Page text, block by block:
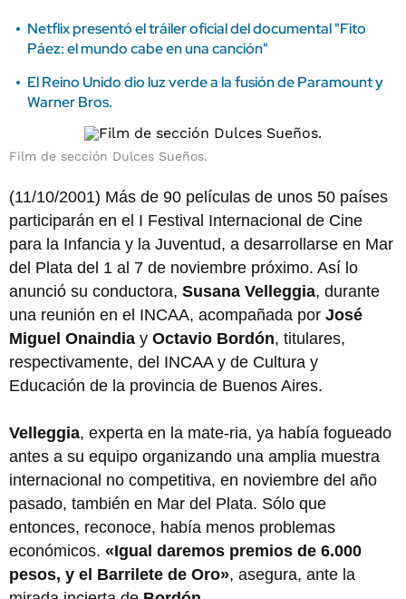
Netflix presentó el tráiler oficial del documental "Fito
Páez: el mundo cabe en una canción"
El Reino Unido dio luz verde a la fusión de Paramount y
Warner Bros.
Film de sección Dulces Sueños.
(11/10/2001) Más de 90 películas de unos 50 países
participarán en el I Festival Internacional de Cine
para la Infancia y la Juventud, a desarrollarse en Mar
del Plata del 1 al 7 de noviembre próximo. Así lo
anunció su conductora, Susana Velleggia, durante
una reunión en el INCAA, acompañada por José
Miguel Onaindia y Octavio Bordón, titulares,
respectivamente, del INCAA y de Cultura y
Educación de la provincia de Buenos Aires.
Velleggia, experta en la mate-ria, ya había fogueado
antes a su equipo organizando una amplia muestra
internacional no competitiva, en noviembre del año
pasado, también en Mar del Plata. Sólo que
entonces, reconoce, había menos problemas
económicos. «Igual daremos premios de 6.000
pesos, y el Barrilete de Oro», asegura, ante la